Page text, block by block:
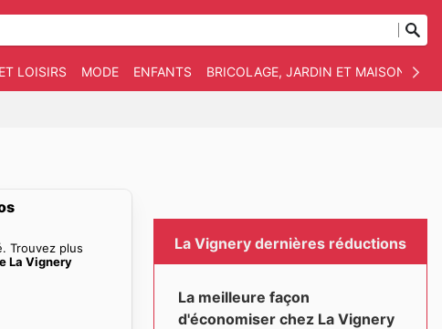
LOISIRS MODE ENFANTS BRICOLAGE, JARDIN ET MAISON
Trouvez plus
La Vignery
La Vignery dernières réductions
La meilleure façon
d'économiser chez La Vignery